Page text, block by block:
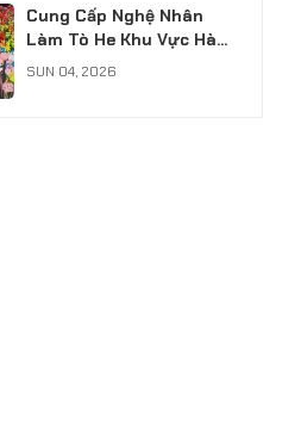
Cung Cấp Nghệ Nhân
Làm Tò He Khu Vực Hà
Nội: Giữ Hồn Nét Việt Cho
SUN 04, 2026